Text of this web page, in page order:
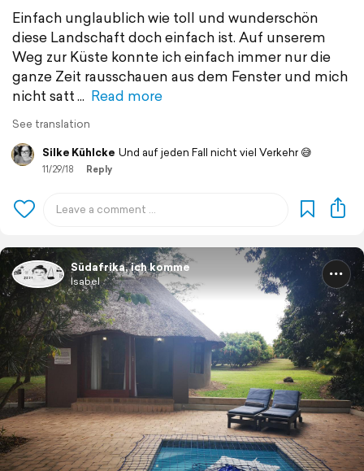
Einfach unglaublich wie toll und wunderschön
diese Landschaft doch einfach ist. Auf unserem
Weg zur Küste konnte ich einfach immer nur die
ganze Zeit rausschauen aus dem Fenster und mich
nicht satt
Read more
See translation
Silke Kühlcke Und auf jeden Fall nicht viel Verkehr 😅
11/29/18 Reply
Südafrika, ich komme
Isabel